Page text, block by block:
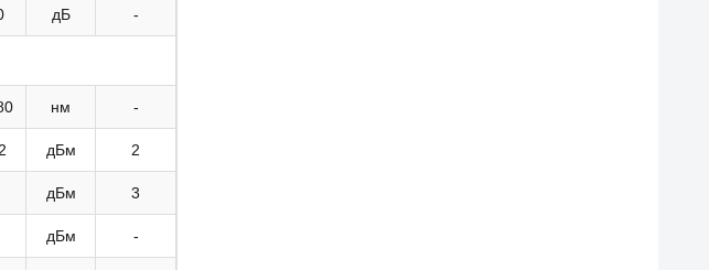
дБ -
нм -
дБм 2
дБм 3
дБм -